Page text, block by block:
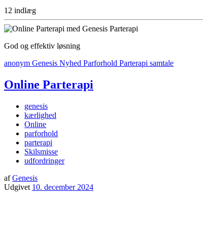
12 indlæg
God og effektiv løsning
anonym Genesis Nyhed Parforhold Parterapi samtale
Online Parterapi
genesis
kærlighed
Online
parforhold
parterapi
Skilsmisse
udfordringer
afGenesis
Udgivet 10. december 2024